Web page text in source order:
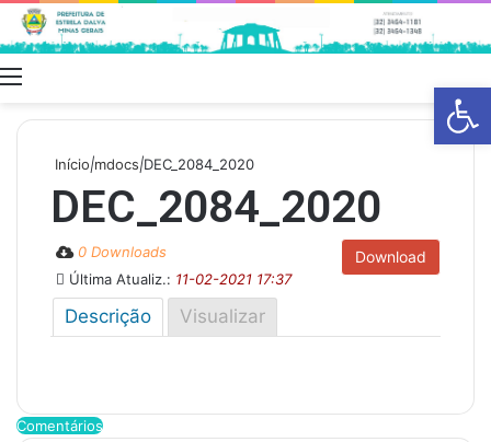
skin
Início|mdocs|DEC_2084_2020
DEC_2084_2020
Download
0 Downloads
Última Atualiz.: 11-02-2021 17:37
Descrição Visualizar
Comentários
Barra de